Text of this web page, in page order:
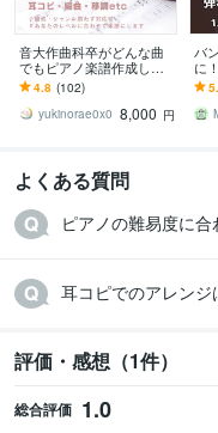
音大作曲科卒がどんな曲
でもピアノ楽譜作成しま
す 耳コピ、アレンジな
ど、あなただけのピアノ
楽譜をお作りします♪
4.8 (102)
yukinorae0x0 8,000 円
バ
に
致
の
譜
よくある質問
耳コピでのアレンジ
評価・感想（1件）
総合評価 1.0